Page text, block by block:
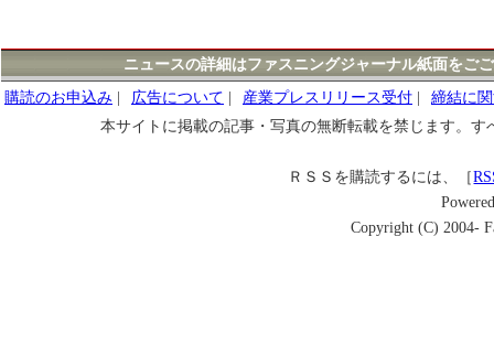
ニュースの詳細はファスニングジャーナル紙面をご
購読のお申込み | 広告について | 産業プレスリリース受付 |
締結に
本サイトに掲載の記事・写真の無断転載を禁じます。
ＲＳＳを購読するには、［
Copyright (C) 2004-